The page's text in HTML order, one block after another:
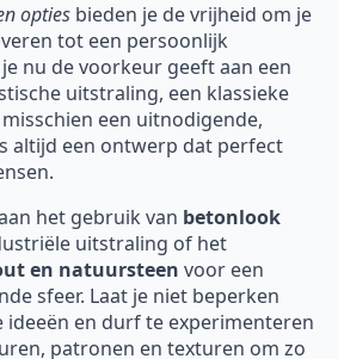
opties bieden je de vrijheid om je
tot een persoonlijk
nu de voorkeur geeft aan een
uitstraling, een klassieke
een uitnodigende,
altijd een ontwerp dat perfect
het gebruik van betonlook
uitstraling of het
en natuursteen voor een
sfeer. Laat je niet beperken
en durf te experimenteren
patronen en texturen om zo